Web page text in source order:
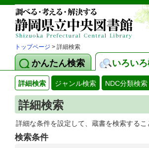
トップページ > 詳細検索
かんたん検索 いろい
詳細検索 ジャンル検索 NDC分類検索
詳細検索
詳細な条件を設定して、蔵書を検索する
検索条件